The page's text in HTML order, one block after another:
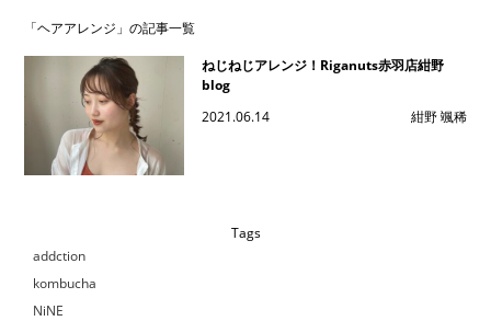
「ヘアアレンジ」の記事一覧
ねじねじアレンジ！Riganuts赤羽店紺野
blog
2021.06.14
紺野 颯稀
Tags
addction
kombucha
NiNE